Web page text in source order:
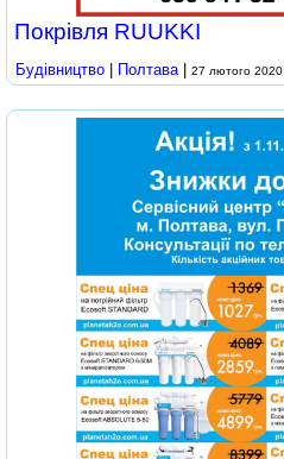
Покрівля RUUKKI
Будівництво Полтава| 27 лютого 2020